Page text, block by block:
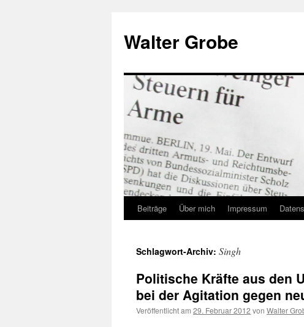
springen
Walter Grobe
Beiträge Über mich Impressum
Schlagwort-Archiv: Singh
Politische Kräfte aus den
bei der Agitation gegen
Veröffentlicht am 29. Februar 2012 von Walter